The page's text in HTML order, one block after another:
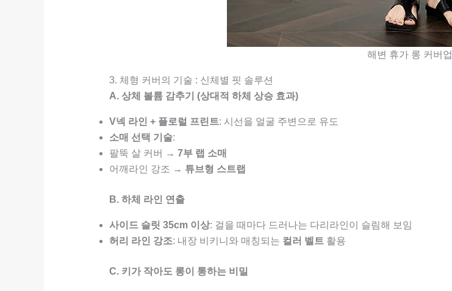
해변 휴가 롱 커버업
3. 체형 커버의 기술 : 신체별 핏 솔루션
A. 상체 볼륨 감추기 (상대적 하체 상승 효과)
V넥 라인 + 플로럴 프린트: 시선을 얼굴 주변으로 유도
소매 선택 기술:
팔뚝 살 커버 → 7부 랩 소매
어깨라인 강조 → 튜브형 스트랩
B. 하체 라인 연출
사이드 슬릿 35cm 이상: 걸을 때마다 드러나는 다리라인이 슬림해 보임
허리 라인 강조: 내장 비키니와 매칭되는 컬러 벨트활용
C. 키가 작아도 롱이 통하는 비밀